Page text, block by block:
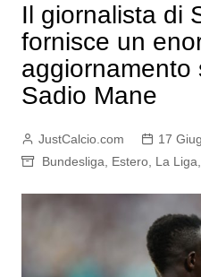
Il giornalista di
fornisce un
aggiornamento
Sadio Mane
JustCalcio.com
17
Bundesliga
Estero, La Liga